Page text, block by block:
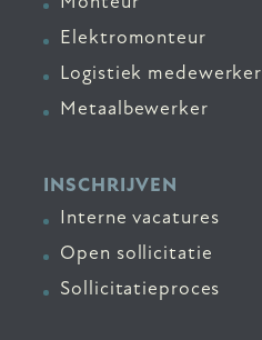
Elektromonteur
Logistiek medewerker
Metaalbewerker
INSCHRIJVEN
Interne vacatures
Open sollicitatie
Sollicitatieproces